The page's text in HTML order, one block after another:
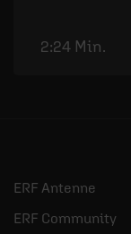
2:24 Min.
ERF Antenne
ERF Community